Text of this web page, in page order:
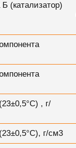
(катализатор)
, г/
г/см3